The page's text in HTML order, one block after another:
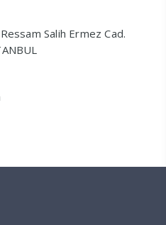
Salih Ermez Cad.